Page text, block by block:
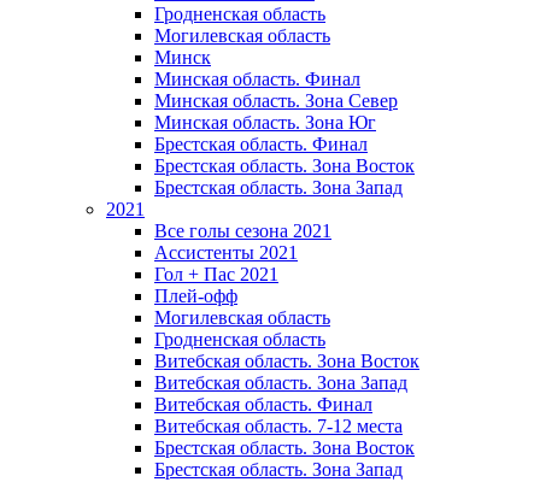
Гродненская область
Могилевская область
Минск
Mинская область. Финал
Минская область. Зона Север
Минская область. Зона Юг
Брестская область. Финал
Брестская область. Зона Восток
Брестская область. Зона Запад
2021
Все голы сезона 2021
Ассистенты 2021
Гол + Пас 2021
Плей-офф
Могилевская область
Гродненская область
Витебская область. Зона Восток
Витебская область. Зона Запад
Витебская область. Финал
Витебская область. 7-12 места
Брестская область. Зона Восток
Брестская область. Зона Запад